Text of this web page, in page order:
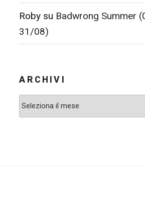
Roby su Badwrong Summer
31/08)
ARCHIVI
Archivi